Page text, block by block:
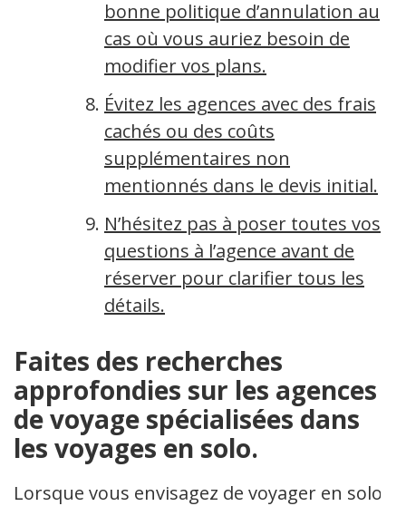
bonne politique d’annulation au
cas où vous auriez besoin de
modifier vos plans.
Évitez les agences avec des frais
cachés ou des coûts
supplémentaires non
mentionnés dans le devis initial.
N’hésitez pas à poser toutes vos
questions à l’agence avant de
réserver pour clarifier tous les
détails.
Faites des recherches
approfondies sur les agences
de voyage spécialisées dans
les voyages en solo.
Lorsque vous envisagez de voyager en solo,